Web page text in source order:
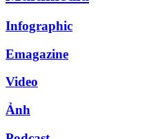
Infographic
Emagazine
Video
Ảnh